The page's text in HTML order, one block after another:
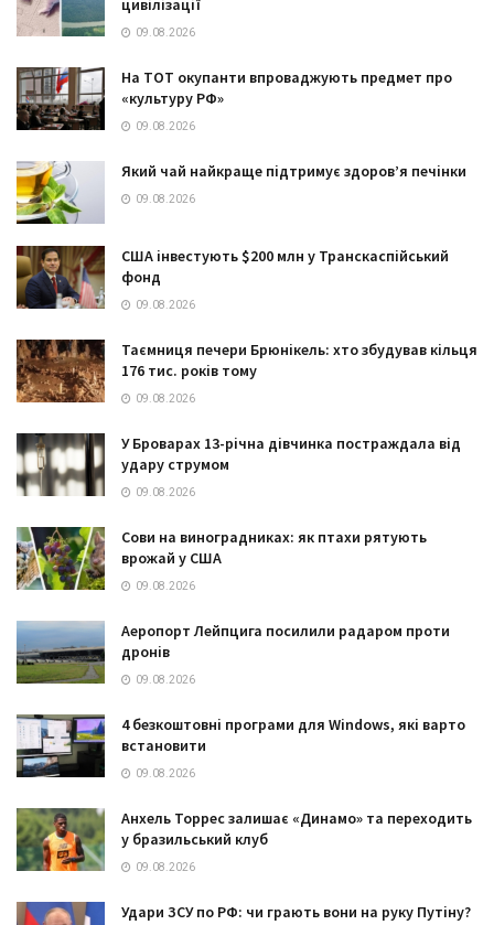
09.08.2026
На ТОТ окупанти впроваджують предмет про
«культуру РФ»
09.08.2026
Який чай найкраще підтримує здоров’я печінки
09.08.2026
США інвестують $200 млн у Транскаспійський
фонд
09.08.2026
Таємниця печери Брюнікель: хто збудував кільця
176 тис. років тому
09.08.2026
У Броварах 13-річна дівчинка постраждала від
удару струмом
09.08.2026
Сови на виноградниках: як птахи рятують
врожай у США
09.08.2026
Аеропорт Лейпцига посилили радаром проти
дронів
09.08.2026
4 безкоштовні програми для Windows, які варто
встановити
09.08.2026
Анхель Торрес залишає «Динамо» та переходить
у бразильський клуб
09.08.2026
Удари ЗСУ по РФ: чи грають вони на руку Путіну?